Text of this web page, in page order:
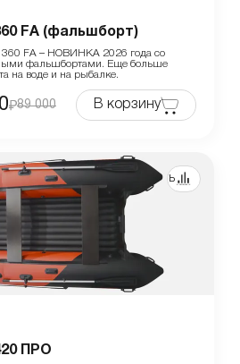
FА (фальшборт)
360 FА – НОВИНКА 2026 года со
фальшбортами. Еще больше
на воде и на рыбалке.
89 000 В корзину
Сравнить
ПРО